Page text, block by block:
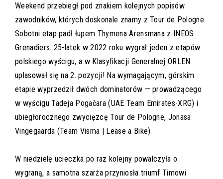
Weekend przebiegł pod znakiem kolejnych popisów
zawodników, których doskonale znamy z Tour de Pologne.
Sobotni etap padł łupem Thymena Arensmana z INEOS
Grenadiers. 25-latek w 2022 roku wygrał jeden z etapów
polskiego wyścigu, a w Klasyfikacji Generalnej ORLEN
uplasował się na 2. pozycji! Na wymagającym, górskim
etapie wyprzedził dwóch dominatorów — prowadzącego
w wyścigu Tadeja Pogačara (UAE Team Emirates-XRG) i
ubiegłorocznego zwycięzcę Tour de Pologne, Jonasa
Vingegaarda (Team Visma | Lease a Bike).
W niedzielę ucieczka po raz kolejny powalczyła o
wygraną, a samotna szarża przyniosła triumf Timowi